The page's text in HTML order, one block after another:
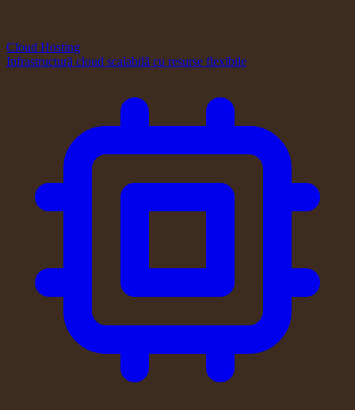
Cloud Hosting
Infrastructură cloud scalabilă cu resurse flexibile